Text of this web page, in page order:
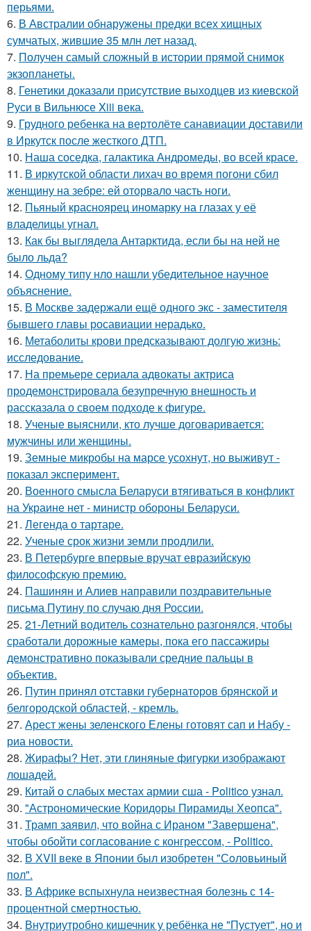
перьями.
6. В Австралии обнаружены предки всех хищных
сумчатых, жившие 35 млн лет назад.
7. Получен самый сложный в истории прямой снимок
экзопланеты.
8. Генетики доказали присутствие выходцев из киевской
Руси в Вильнюсе Xiii века.
9. Грудного ребенка на вертолёте санавиации доставили
в Иркутск после жесткого ДТП.
10. Наша соседка, галактика Андромеды, во всей красе.
11. В иркутской области лихач во время погони сбил
женщину на зебре: ей оторвало часть ноги.
12. Пьяный красноярец иномарку на глазах у её
владелицы угнал.
13. Как бы выглядела Антарктида, если бы на ней не
было льда?
14. Одному типу нло нашли убедительное научное
объяснение.
15. В Москве задержали ещё одного экс - заместителя
бывшего главы росавиации нерадько.
16. Метаболиты крови предсказывают долгую жизнь:
исследование.
17. На премьере сериала адвокаты актриса
продемонстрировала безупречную внешность и
рассказала о своем подходе к фигуре.
18. Ученые выяснили, кто лучше договаривается:
мужчины или женщины.
19. Земные микробы на марсе усохнут, но выживут -
показал эксперимент.
20. Военного смысла Беларуси втягиваться в конфликт
на Украине нет - министр обороны Беларуси.
21. Легенда о тартаре.
22. Ученые срок жизни земли продлили.
23. В Петербурге впервые вручат евразийскую
философскую премию.
24. Пашинян и Алиев направили поздравительные
письма Путину по случаю дня России.
25. 21-Летний водитель сознательно разгонялся, чтобы
сработали дорожные камеры, пока его пассажиры
демонстративно показывали средние пальцы в
объектив.
26. Путин принял отставки губернаторов брянской и
белгородской областей, - кремль.
27. Арест жены зеленского Елены готовят сап и Набу -
риа новости.
28. Жирафы? Нет, эти глиняные фигурки изображают
лошадей.
29. Китай о слабых местах армии сша - Politico узнал.
30. "Астрономические Коридоры Пирамиды Хеопса".
31. Трамп заявил, что война с Ираном "Завершена",
чтобы обойти согласование с конгрессом, - Politico.
32. В ХVII веке в Япoнии был изобрeтeн "Сoлoвьиный
пол".
33. В Африке вспыхнула неизвестная болезнь с 14-
процентной смертностью.
34. Внутриутробно кишечник у ребёнка не "Пустует", но и